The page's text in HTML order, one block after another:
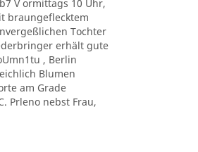
V ormittags 10 Uhr,
braungeflecktem
Tochter
erhält gute
, Berlin
Blumen
am Grade
Prleno nebst Frau,